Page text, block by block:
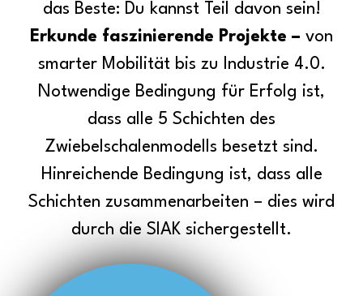
das Beste: Du kannst Teil davon sein!
Erkunde faszinierende Projekte – von
smarter Mobilität bis zu Industrie 4.0.
Notwendige Bedingung für Erfolg ist,
dass alle 5 Schichten des
Zwiebelschalenmodells besetzt sind.
Hinreichende Bedingung ist, dass alle
Schichten zusammenarbeiten – dies wird
durch die SIAK sichergestellt.